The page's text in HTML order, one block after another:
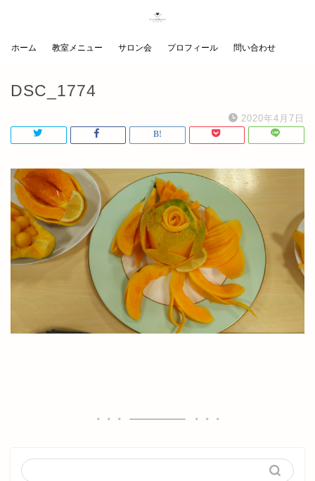
ホーム 教室メニュー サロン会 プロフィール 問い合わせ
DSC_1774
2020年4月7日